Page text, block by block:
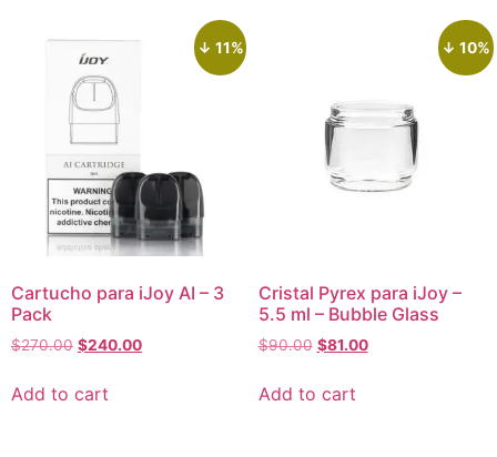
↓ 11%
Cartucho para iJoy AI – 3
Pack
$270.00 $240.00
Add to cart
↓ 10%
Cristal Pyrex para iJoy –
5.5 ml – Bubble Glass
$90.00 $81.00
Add to cart